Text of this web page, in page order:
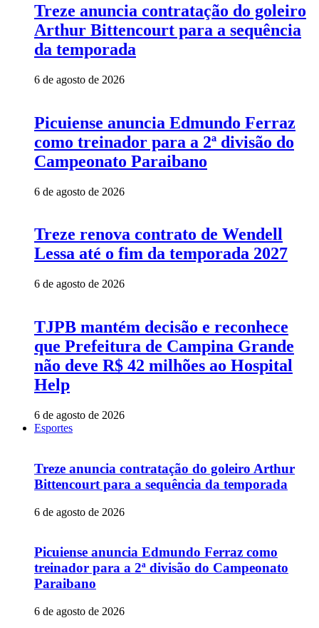
Treze anuncia contratação do goleiro
Arthur Bittencourt para a sequência
da temporada
6 de agosto de 2026
Picuiense anuncia Edmundo Ferraz
como treinador para a 2ª divisão do
Campeonato Paraibano
6 de agosto de 2026
Treze renova contrato de Wendell
Lessa até o fim da temporada 2027
6 de agosto de 2026
TJPB mantém decisão e reconhece
que Prefeitura de Campina Grande
não deve R$ 42 milhões ao Hospital
Help
6 de agosto de 2026
Esportes
Treze anuncia contratação do goleiro Arthur
Bittencourt para a sequência da temporada
6 de agosto de 2026
Picuiense anuncia Edmundo Ferraz como
treinador para a 2ª divisão do Campeonato
Paraibano
6 de agosto de 2026